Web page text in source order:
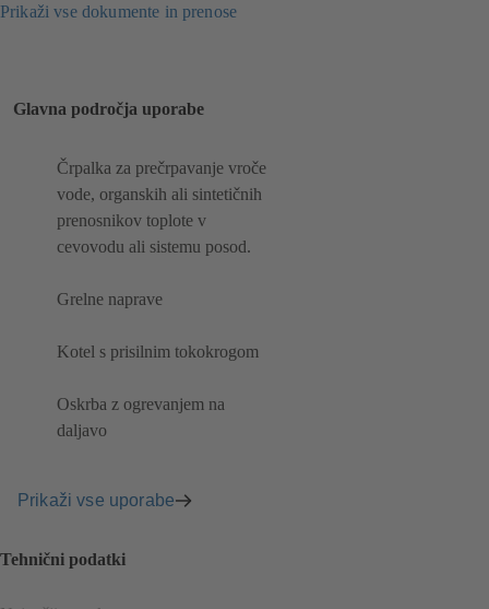
Prikaži vse dokumente in prenose
Glavna področja uporabe
Črpalka za prečrpavanje vroče
vode, organskih ali sintetičnih
prenosnikov toplote v
cevovodu ali sistemu posod.
Grelne naprave
Kotel s prisilnim tokokrogom
Oskrba z ogrevanjem na
daljavo
Prikaži vse uporabe
Tehnični podatki